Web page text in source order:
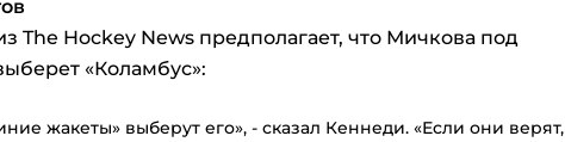
The Hockey News предполагает, что Мичкова под
«Коламбус»:
жакеты» выберут его», - сказал Кеннеди. «Если они верят,